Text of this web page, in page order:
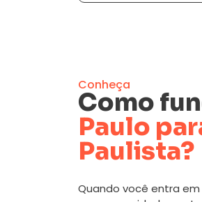
Conheça
Como
Paulo
Paulista?
Quando você entra